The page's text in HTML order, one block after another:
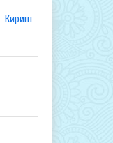
Кириш